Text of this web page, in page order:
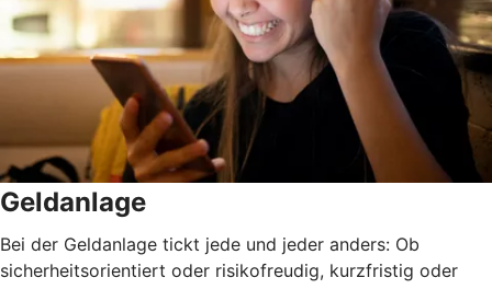
Geldanlage
Bei der Geldanlage tickt jede und jeder anders: Ob
sicherheitsorientiert oder risikofreudig, kurzfristig oder